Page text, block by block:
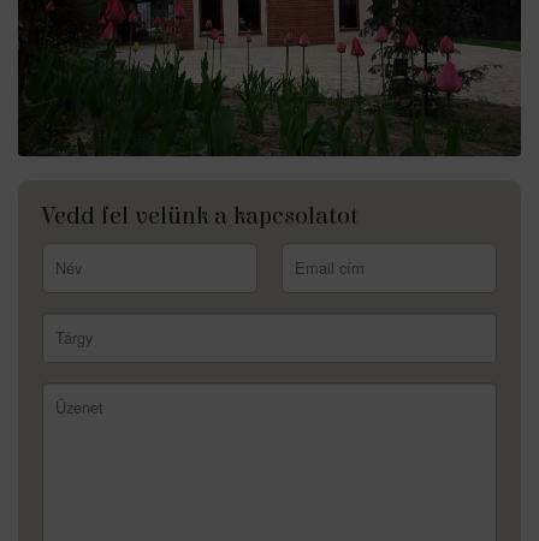
Vedd fel velünk a kapcsolatot